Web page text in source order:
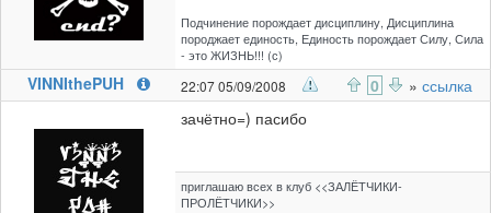
Подчинение порождает дисциплину, Дисциплина
породжает единость, Единость порождает Силу, Сила
- это ЖИЗНЬ!!! (с)
VINNIthePUH 22:07 05/09/2008 0 » ссылка
зачётно=) пасибо
приглашаю всех в клуб <<ЗАЛЁТЧИКИ-
ПРОЛЁТЧИКИ>>